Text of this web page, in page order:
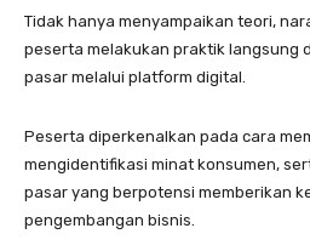
Tidak hanya menyampaikan teori,
peserta melakukan praktik langsung
pasar melalui platform digital.
Peserta diperkenalkan pada cara
mengidentifikasi minat konsumen,
pasar yang berpotensi memberikan
pengembangan bisnis.